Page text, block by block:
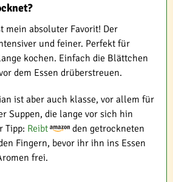
mein absoluter Favorit! Der
und feiner. Perfekt für
kochen. Einfach die Blättchen
dem Essen drüberstreuen.
ist aber auch klasse, vor allem für
Suppen, die lange vor sich hin
Tipp: Reibt
den getrockneten
Fingern, bevor ihr ihn ins Essen
frei.